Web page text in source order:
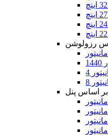
رزولوشن
بر اساس پنل